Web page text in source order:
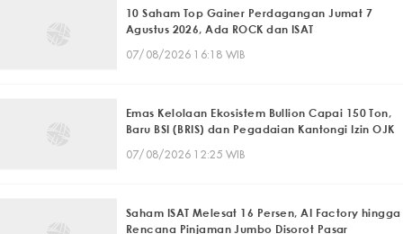
10 Saham Top Gainer Perdagangan Jumat 7
Agustus 2026, Ada ROCK dan ISAT
07/08/2026 16:18 WIB
Emas Kelolaan Ekosistem Bullion Capai 150 Ton,
Baru BSI (BRIS) dan Pegadaian Kantongi Izin OJK
07/08/2026 12:25 WIB
Saham ISAT Melesat 16 Persen, AI Factory hingga
Rencana Pinjaman Jumbo Disorot Pasar